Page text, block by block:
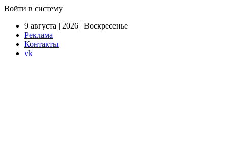
Войти в систему
9 августа | 2026 | Воскресенье
Реклама
Контакты
vk